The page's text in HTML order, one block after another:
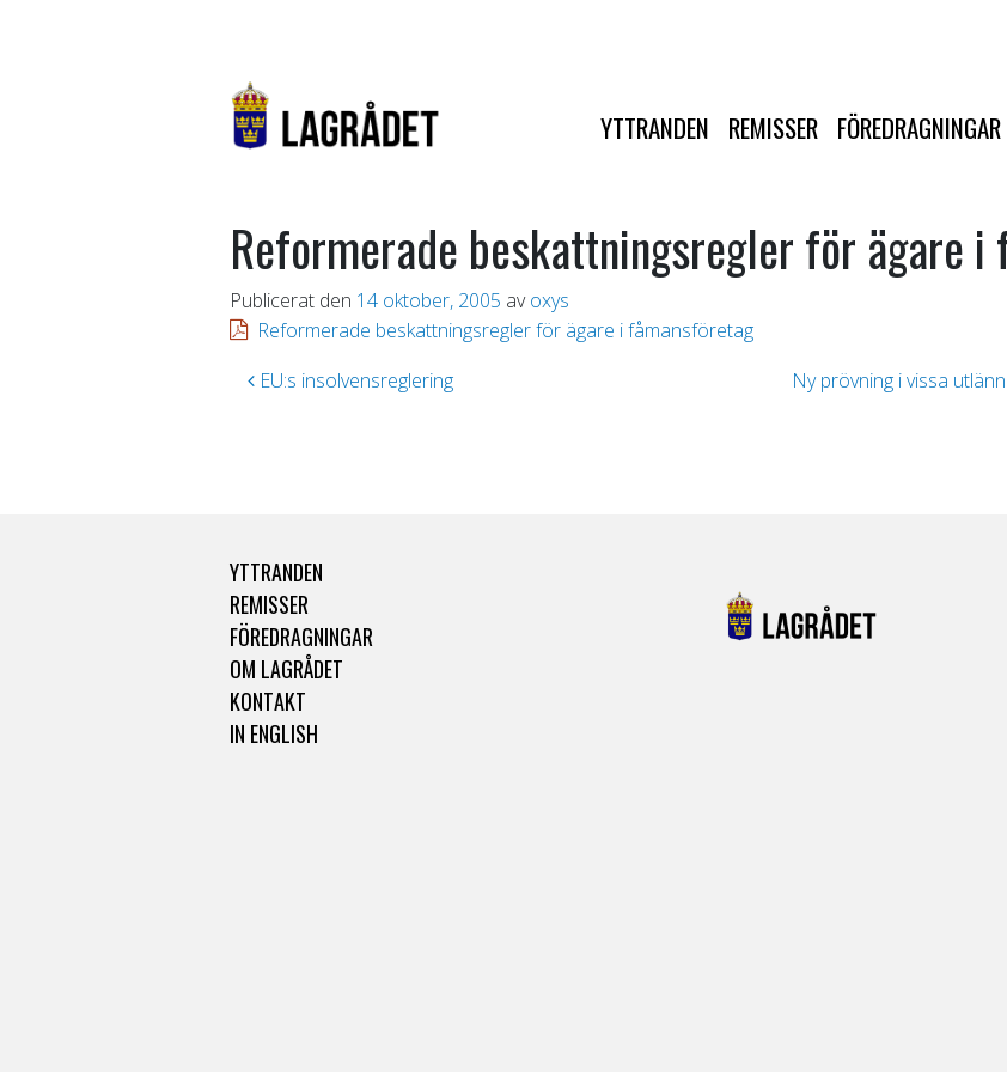
YTTRANDEN REMISSER FÖREDRAGNINGAR
Reformerade beskattningsregler för ägare
Publicerat den 14 oktober, 2005 av oxys
Reformerade beskattningsregler för ägare i fåmansföretag
Inläggsnavigering
EU:s insolvensreglering Ny prövning i vissa
YTTRANDEN
REMISSER
FÖREDRAGNINGAR
OM LAGRÅDET
KONTAKT
IN ENGLISH